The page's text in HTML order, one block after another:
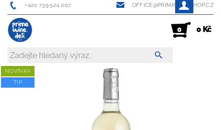
+420 739 524 007 OFFICE@PRIMAWINESHOP.CZ
0 0 Kč
NOVINKA
TIP